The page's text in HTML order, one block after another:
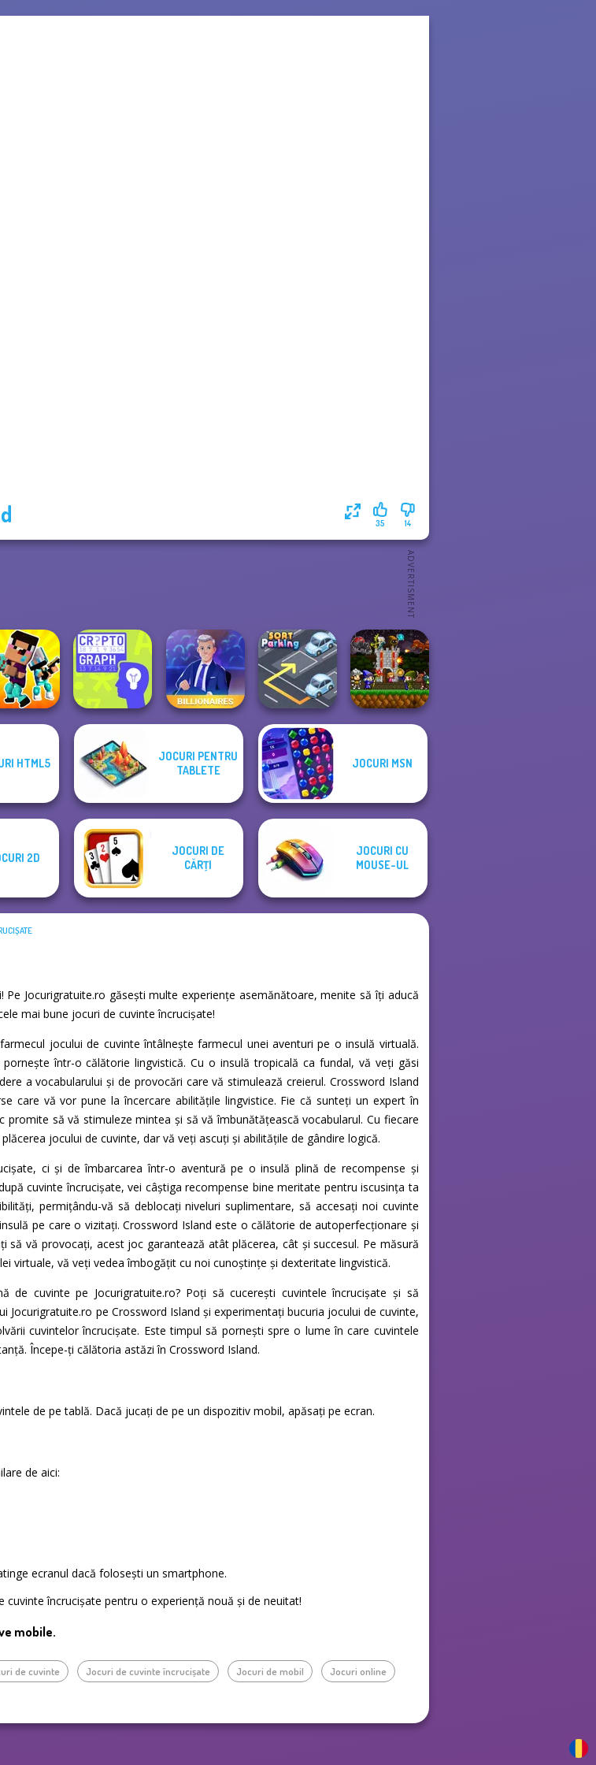
14
35
vs Pro
Cryptograph Billionaires Sort Parking
Mini Guardians
HTML5
JOCURI PENTRU
TABLETE
JOCURI MSN
2D
JOCURI DE
CĂRŢI
JOCURI CU
MOUSE-UL
Jocurigratuite.ro găsești multe experiențe asemănătoare, menite să îți aducă
mai bune jocuri de cuvinte încrucișate!
jocului de cuvinte întâlnește farmecul unei aventuri pe o insulă virtuală.
într-o călătorie lingvistică. Cu o insulă tropicală ca fundal, vă veți găsi
a vocabularului și de provocări care vă stimulează creierul. Crossword Island
care vă vor pune la încercare abilitățile lingvistice. Fie că sunteți un expert în
să vă stimuleze mintea și să vă îmbunătățească vocabularul. Cu fiecare
jocului de cuvinte, dar vă veți ascuți și abilitățile de gândire logică.
ci și de îmbarcarea într-o aventură pe o insulă plină de recompense și
cuvinte încrucișate, vei câștiga recompense bine meritate pentru iscusința ta
permițându-vă să deblocați niveluri suplimentare, să accesați noi cuvinte
pe care o vizitați. Crossword Island este o călătorie de autoperfecționare și
să vă provocați, acest joc garantează atât plăcerea, cât și succesul. Pe măsură
virtuale, vă veți vedea îmbogățit cu noi cunoștințe și dexteritate lingvistică.
de cuvinte pe Jocurigratuite.ro? Poți să cucerești cuvintele încrucișate și să
Jocurigratuite.ro pe Crossword Island și experimentați bucuria jocului de cuvinte,
cuvintelor încrucișate. Este timpul să pornești spre o lume în care cuvintele
Începe-ți călătoria astăzi în Crossword Island.
de pe tablă. Dacă jucați de pe un dispozitiv mobil, apăsați pe ecran.
de aici:
ecranul dacă folosești un smartphone.
încrucișate pentru o experiență nouă și de neuitat!
mobile.
de cuvinte Jocuri de cuvinte încrucișate Jocuri de mobil Jocuri online